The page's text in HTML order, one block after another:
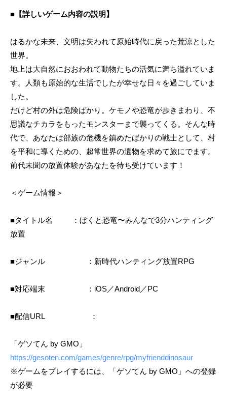
■【詳しいゲーム内容の説明】
はるかな未来、文明は失われて原始時代に戻った荒涼とした
世界。
地上は大自然におおわれて動物たちの活気に満ち溢れていま
す。人類も原始的な生活でしたが幸せな日々を過ごしていま
した。
だけど村の外は危険ばかり。ケモノや恐竜が歩きまわり、不
思議なチカラをもったモンスターまで襲ってくる。そんな時
代で、あなたは部族の危機を鎮めたばかりの戦士として、村
を平和に導くための、超常世界の遺物を求めて旅にでます。
前代未聞の放置体験があなたを待ち受けています！
＜ゲーム情報＞
■タイトル名 ：ぼくと恐竜〜みんなで3分ハンティング
放置
■ジャンル ：新時代ハンティング放置RPG
■対応端末 ：iOS／Android／PC
■配信URL ：
「ゲソてん by GMO」
https://gesoten.com/games/genre/rpg/myfrienddinosaur
※ゲームをプレイするには、「ゲソてん by GMO」への登録
が必要